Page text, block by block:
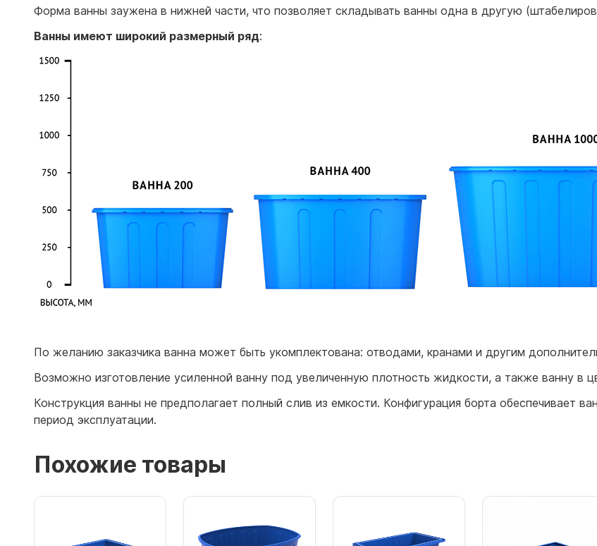
Форма ванны заужена в нижней части, что позволяет складывать ванны одна в другую
Ванны имеют широкий размерный ряд:
По желанию заказчика ванна может быть укомплектована: отводами, кранами и другим
Возможно изготовление усиленной ванну под увеличенную плотность жидкости, а также ванну в
Конструкция ванны не предполагает полный слив из емкости. Конфигурация борта обеспечивает
период эксплуатации.
Похожие товары